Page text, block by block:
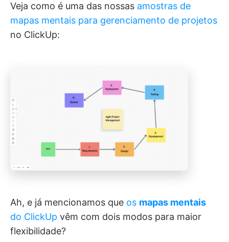
Veja como é uma das nossas amostras de
mapas mentais para gerenciamento de projetos
no ClickUp:
Ah, e já mencionamos que os mapas mentais
do ClickUp vêm com dois modos para maior
flexibilidade?